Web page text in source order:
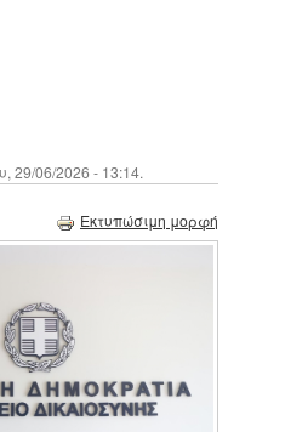
29/06/2026 - 13:14.
Εκτυπώσιμη μορφή